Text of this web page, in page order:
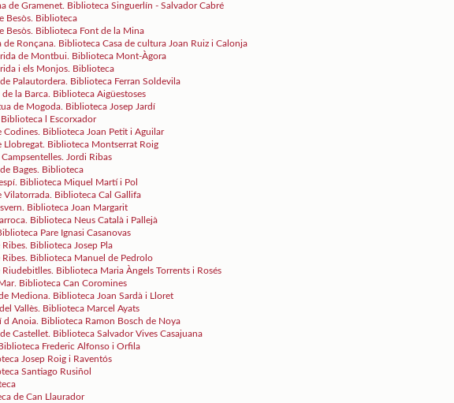
de Gramenet. Biblioteca Singuerlín - Salvador Cabré
Besòs. Biblioteca
Besòs. Biblioteca Font de la Mina
de Ronçana. Biblioteca Casa de cultura Joan Ruiz i Calonja
de Montbui. Biblioteca Mont-Àgora
i els Monjos. Biblioteca
Palautordera. Biblioteca Ferran Soldevila
la Barca. Biblioteca Aigüestoses
de Mogoda. Biblioteca Josep Jardí
l Escorxador
Codines. Biblioteca Joan Petit i Aguilar
Llobregat. Biblioteca Montserrat Roig
Jordi Ribas
Bages. Biblioteca
Biblioteca Miquel Martí i Pol
Vilatorrada. Biblioteca Cal Gallifa
Biblioteca Joan Margarit
Biblioteca Neus Català i Pallejà
Pare Ignasi Casanovas
Ribes. Biblioteca Josep Pla
Ribes. Biblioteca Manuel de Pedrolo
Riudebitlles. Biblioteca Maria Àngels Torrents i Rosés
Biblioteca Can Coromines
Mediona. Biblioteca Joan Sardà i Lloret
Vallès. Biblioteca Marcel Ayats
d Anoia. Biblioteca Ramon Bosch de Noya
Castellet. Biblioteca Salvador Vives Casajuana
Frederic Alfonso i Orfila
Josep Roig i Raventós
Santiago Rusiñol
de Can Llaurador